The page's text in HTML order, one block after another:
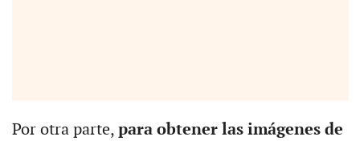
Por otra parte, para obtener las imágenes de